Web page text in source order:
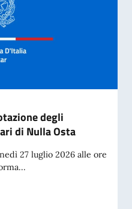
degli
di Nulla Osta
27 luglio 2026 alle ore